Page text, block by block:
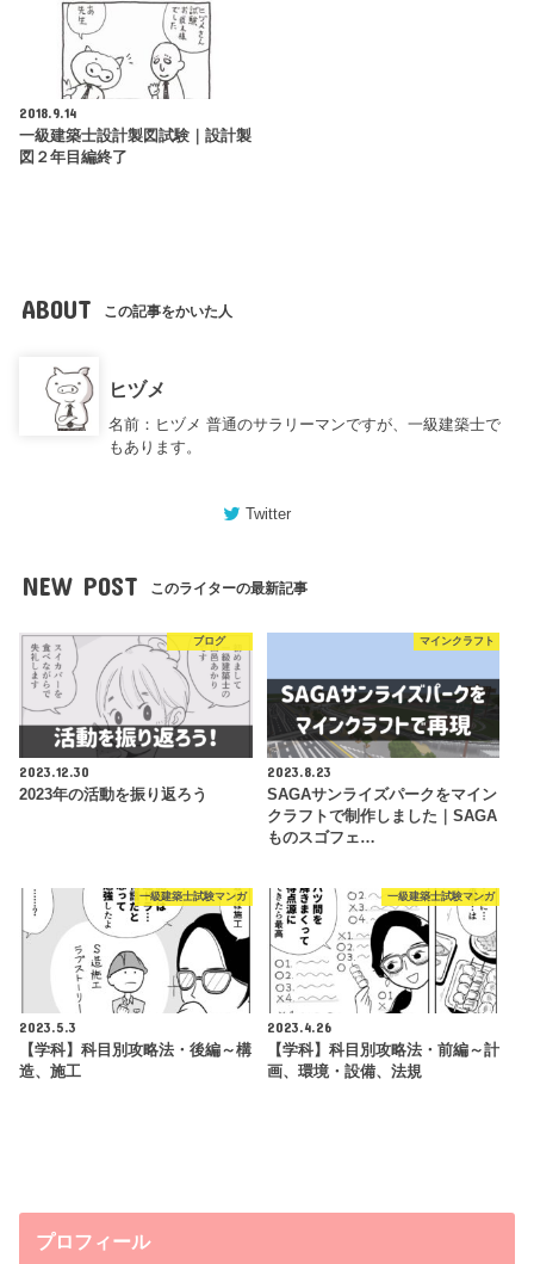
2018.9.14
一級建築士設計製図試験｜設計製
図２年目編終了
ABOUT この記事をかいた人
ヒヅメ
名前：ヒヅメ 普通のサラリーマンですが、一級建築士で
もあります。
Twitter
NEW POST このライターの最新記事
ブログ
2023.12.30
2023年の活動を振り返ろう
マインクラフト
2023.8.23
SAGAサンライズパークをマイン
クラフトで制作しました｜SAGA
ものスゴフェ…
一級建築士試験マンガ
2023.5.3
【学科】科目別攻略法・後編～構
造、施工
一級建築士試験マンガ
2023.4.26
【学科】科目別攻略法・前編～計
画、環境・設備、法規
プロフィール